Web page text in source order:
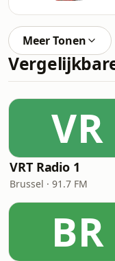
Meer Tonen
VR
VRT Radio 1
Brussel · 91.7 FM
BR